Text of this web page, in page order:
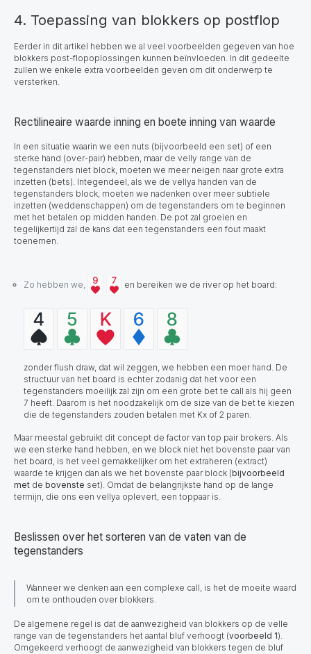
4. Toepassing van blokkers op postflop
Eerder in dit artikel hebben we al veel voorbeelden gegeven van hoe
blokkers post-flopoplossingen kunnen beïnvloeden. In dit gedeelte
zullen we enkele extra voorbeelden geven om dit onderwerp te
versterken.
Rectilineaire waarde inning en boete inning van waarde
In een situatie waarin we een nuts (bijvoorbeeld een set) of een
sterke hand (over-pair) hebben , maar de velly range van de
tegenstanders niet block, moeten we meer neigen naar grote extra
inzetten (bets). Integendeel, als we de vellya handen van de
tegenstanders block, moeten we nadenken over meer subtiele
inzetten (weddenschappen) om de tegenstanders om te beginnen
met het betalen op midden handen. De pot zal groeien en
tegelijkertijd zal de kans dat een tegenstanders een fout maakt
toenemen.
Zo hebben we, en bereiken we de river op het board:
zonder flush draw, dat wil zeggen, we hebben een moer hand. De
structuur van het board is echter zodanig dat het voor een
tegenstanders moeilijk zal zijn om een grote bet te call als hij geen
7 heeft. Daarom is het noodzakelijk om de size van de bet te kiezen
die de tegenstanders zouden betalen met Kx of 2 paren.
Maar meestal gebruikt dit concept de factor van top pair brokers. Als
we een sterke hand hebben, en we block niet het bovenste paar van
het board, is het veel gemakkelijker om het extraheren (extract)
waarde te krijgen dan als we het bovenste paar block (bijvoorbeeld
met de bovenste set). Omdat de belangrijkste hand op de lange
termijn, die ons een vellya oplevert, een toppaar is.
Beslissen over het sorteren van de vaten van de
tegenstanders
Wanneer we denken aan een complexe call, is het de moeite waard
om te onthouden over blokkers.
De algemene regel is dat de aanwezigheid van blokkers op de velle
range van de tegenstanders het aantal bluf verhoogt (voorbeeld 1).
Omgekeerd verhoogt de aanwezigheid van blokkers tegen de bluf